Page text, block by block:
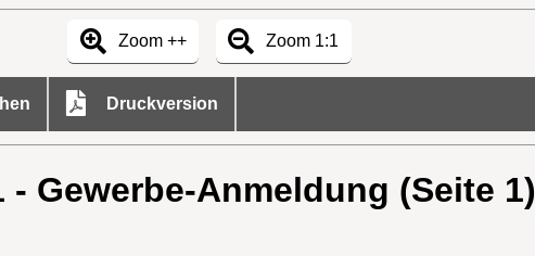
Zoom ++ Zoom 1:1
Druckversion
- Gewerbe-Anmeldung (Seite 1)